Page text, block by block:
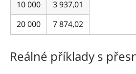
10 000
3 937,01
20 000
7 874,02
Reálné příklady s